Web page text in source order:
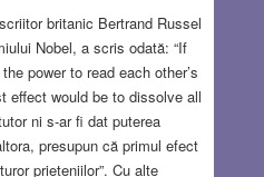
britanic Bertrand Russel
Nobel, a scris odată: “If
power to read each other’s
effect would be to dissolve all
ni s-ar fi dat puterea
presupun că primul efect
prieteniilor”. Cu alte